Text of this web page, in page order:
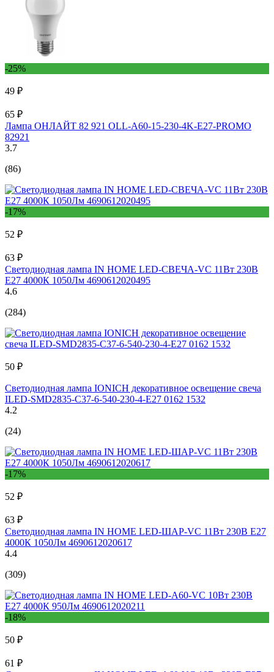
-25%
49 ₽
65 ₽
Лампа ОНЛАЙТ 82 921 OLL-A60-15-230-4K-E27-PROMO
82921
3.7
(86)
-17%
52 ₽
63 ₽
Светодиодная лампа IN HOME LED-СВЕЧА-VC 11Вт 230В
Е27 4000К 1050Лм 4690612020495
4.6
(284)
50 ₽
Светодиодная лампа IONICH декоративное освещение свеча
ILED-SMD2835-C37-6-540-230-4-E27 0162 1532
4.2
(24)
-17%
52 ₽
63 ₽
Светодиодная лампа IN HOME LED-ШАР-VC 11Вт 230В Е27
4000К 1050Лм 4690612020617
4.4
(309)
-18%
50 ₽
61 ₽